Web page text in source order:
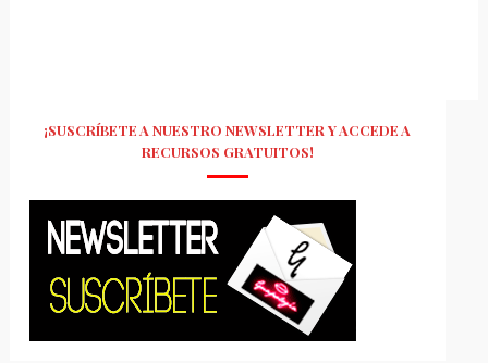
¡SUSCRÍBETE A NUESTRO NEWSLETTER Y ACCEDE A
RECURSOS GRATUITOS!